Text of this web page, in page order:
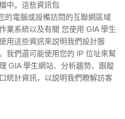
中。這些資訊包
的電腦或設備訪問的互聯網區域
業系統以及有關 您使用 GIA 學生
用這些資訊來説明我們設計服
我們還可能使用您的 IP 位址來幫
GIA 學生網站、分析趨勢、跟蹤
統計資訊，以説明我們瞭解訪客